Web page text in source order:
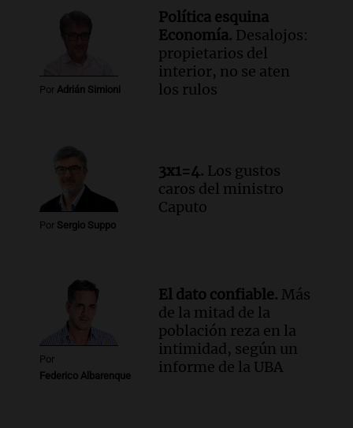
Audio.
Chile planteó mejorar la
conectividad fronteriza, aérea y digital
Panorama Federal
proteínas
Una mañana para todos
Episodios
Audio.Investigan un asalto millonario a
la cooperativa Talamochita en Villa
Episodios
Por Adrián Simioni
Política esquina
Economía. Desalojos:
propietarios del
interior, no se aten
los rulos
Por Sergio Suppo
3x1=4. Los gustos
caros del ministro
Caputo
Por
Federico Albarenque
El dato confiable. Más
de la mitad de la
población reza en la
intimidad, según un
informe de la UBA